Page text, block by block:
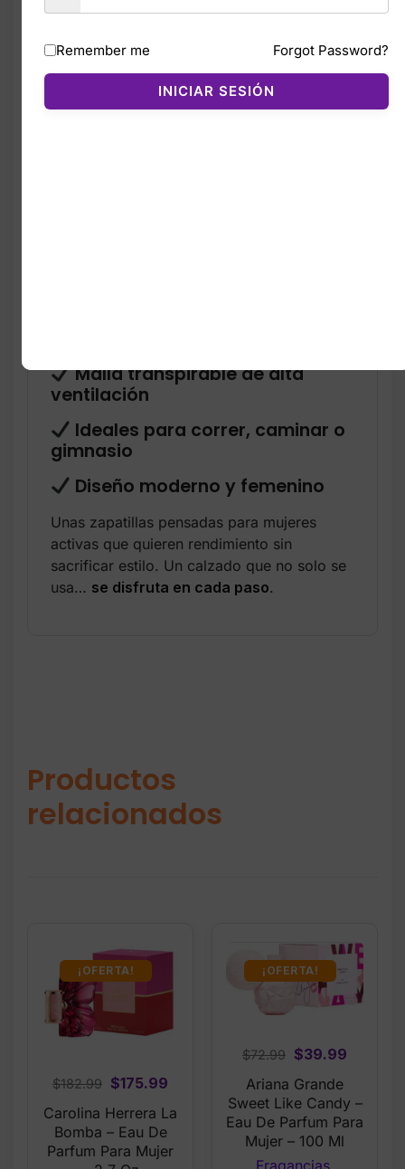
diseño moderno que funciona tanto para
La parte superior demalla técnicapermite
una ventilación óptima, manteniendo los
Malla transpirable de alta
ventilación
Ideales para correr, caminar o
gimnasio
Diseño moderno y femenino
Unas zapatillas pensadas para mujeres
activas que quieren rendimiento sin
sacrificar estilo. Un calzado que no solo se
usa… se disfruta en cada paso.
Productos
relacionados
¡OFERTA!
$182.99 Original
price
was:
$182.99.
$175.99
$175.99.
Carolina Herrera La
Bomba – Eau De
Parfum Para Mujer
¡OFERTA!
$72.99 Original
price
was:
$72.99.
$39.99
is:
$39.99.
Ariana Grande
Sweet Like Candy –
Eau De Parfum Para
Mujer – 100 Ml
Remember me Forgot Password?
INICIAR SESIÓN